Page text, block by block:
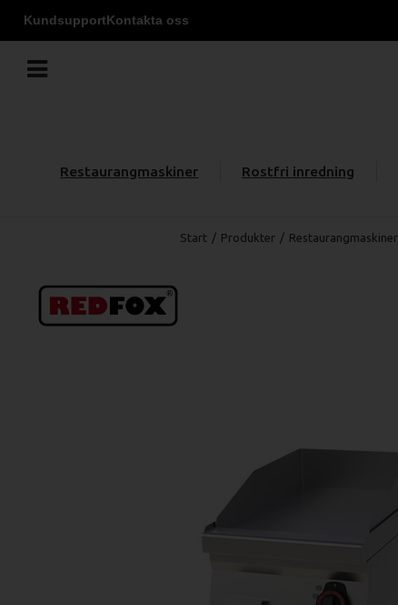
KundsupportKontakta oss
Restaurangmaskiner Rostfri inredning
Start / Produkter / Restaurangmaskiner